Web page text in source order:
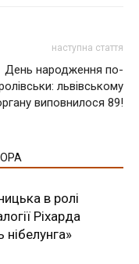
наступна стаття
День народження по-
львівському
виповнилося 89!
в ролі
Ріхарда
нібелунга»